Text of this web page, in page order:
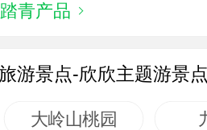
青产品
游景点-欣欣主题游景点
大岭山桃园